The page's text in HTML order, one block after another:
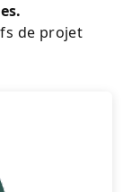
de projet